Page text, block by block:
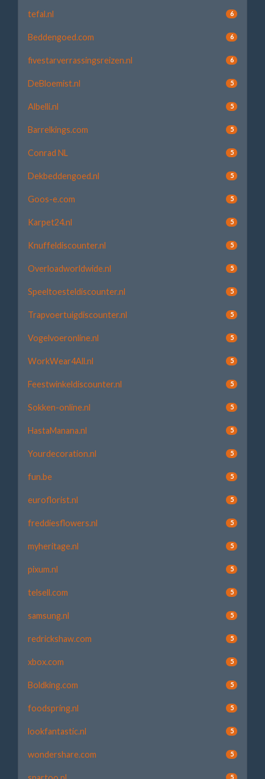
tefal.nl 6
Beddengoed.com 6
fivestarverrassingsreizen.nl 6
DeBloemist.nl 5
Albelli.nl 5
Barrelkings.com 5
Conrad NL 5
Dekbeddengoed.nl 5
Goos-e.com 5
Karpet24.nl 5
Knuffeldiscounter.nl 5
Overloadworldwide.nl 5
Speeltoesteldiscounter.nl 5
Trapvoertuigdiscounter.nl 5
Vogelvoeronline.nl 5
WorkWear4All.nl 5
Feestwinkeldiscounter.nl 5
Sokken-online.nl 5
HastaManana.nl 5
Yourdecoration.nl 5
fun.be 5
euroflorist.nl 5
freddiesflowers.nl 5
myheritage.nl 5
pixum.nl 5
telsell.com 5
samsung.nl 5
redrickshaw.com 5
xbox.com 5
Boldking.com 5
foodspring.nl 5
lookfantastic.nl 5
wondershare.com 5
5